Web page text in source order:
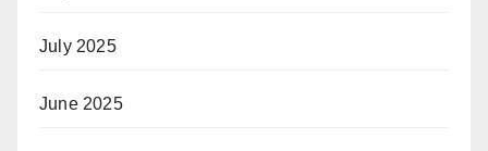
July 2025
June 2025